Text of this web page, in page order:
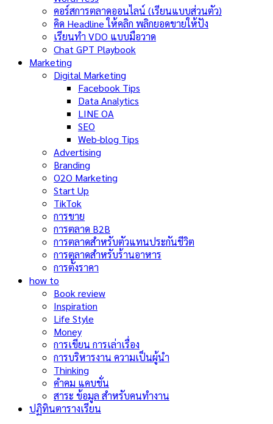
คอร์สการตลาดออนไลน์ (เรียนแบบส่วนตัว)
คิด Headline ให้คลิก พลิกยอดขายให้ปัง
เรียนทำ VDO แบบมือวาด
Chat GPT Playbook
Marketing
Digital Marketing
Facebook Tips
Data Analytics
LINE OA
SEO
Web-blog Tips
Advertising
Branding
O2O Marketing
Start Up
TikTok
การขาย
การตลาด B2B
การตลาดสำหรับตัวแทนประกันชีวิต
การตลาดสำหรับร้านอาหาร
การตั้งราคา
how to
Book review
Inspiration
Life Style
Money
การเขียน การเล่าเรื่อง
การบริหารงาน ความเป็นผู้นำ
Thinking
คำคม แคบชั่น
สาระ ข้อมูล สำหรับคนทำงาน
ปฏิทินตารางเรียน